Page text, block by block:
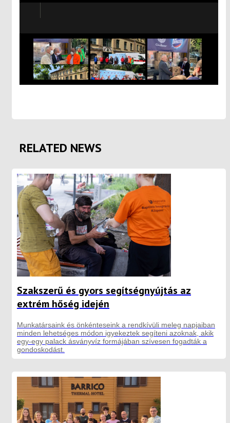
RELATED NEWS
Szakszerű és gyors segítségnyújtás az
extrém hőség idején
Munkatársaink és önkénteseink a rendkívüli meleg napjaiban
minden lehetséges módon igyekeztek segíteni azoknak, akik
egy-egy palack ásványvíz formájában szívesen fogadták a
gondoskodást.